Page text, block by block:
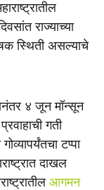
राज्याच्या
स्थिती असल्याचे
४ जून मॉन्सून
गती
टप्पा
दाखल
आगमन